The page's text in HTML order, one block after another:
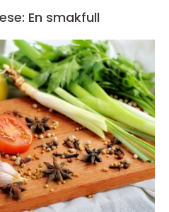
En smakfull